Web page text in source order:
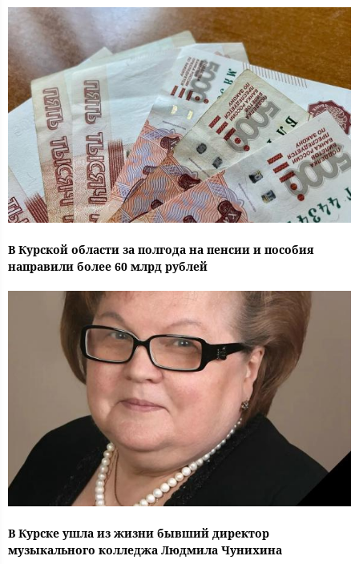
В Курской области за полгода на пенсии и пособия
направили более 60 млрд рублей
В Курске ушла из жизни бывший директор
музыкального колледжа Людмила Чунихина